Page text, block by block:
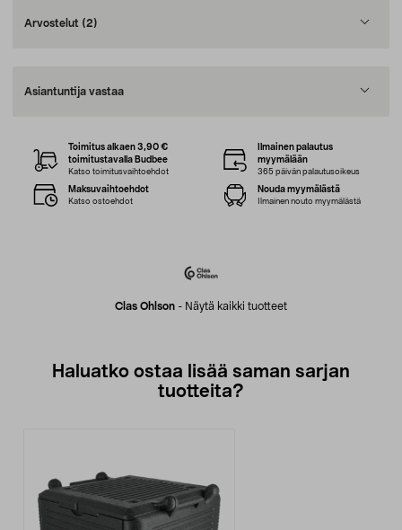
Arvostelut (2)
Asiantuntija vastaa
Clas Ohlson - Näytä kaikki tuotteet
Toimitus alkaen 3,90 €
toimitustavalla Budbee
Katso toimitusvaihtoehdot
Ilmainen palautus
myymälään
365 päivän palautusoikeus
Maksuvaihtoehdot
Katso ostoehdot
Nouda myymälästä
Ilmainen nouto myymälästä
Haluatko ostaa lisää saman sarjan
tuotteita?